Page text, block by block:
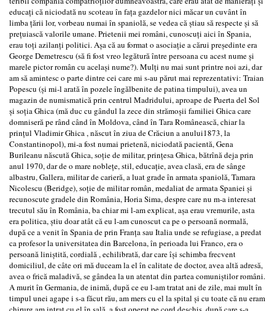
educați că niciodată nu scoteau în fața gazdelor nici măcar un cuvânt în
limba țării lor, vorbeau numai în spaniolă, se vedea că știau să respecte și să
prețuiască valorile umane. Prietenii mei români, cunoscuți aici în Spania,
erau toți azilanți politici. Așa că au format o asociație a cărui președinte era
George Demetrescu (să fi fost vreo legătură între persoana cu acest nume și
marele pictor român cu același nume?). Mulți nu mai sunt printre noi azi, dar
am să amintesc o parte dintre cei care mi s-au părut mai reprezentativi: Traian
Popescu (și mi-l arată în pozele îngălbenite de patina timpului), avea un
magazin de numismatică prin centrul Madridului, aproape de Puerta del Sol
și soția Ghica (mă duc cu gândul la zece din strămoșii familiei Ghica care
domniseră pe rând când în Moldova, când în Tara Românească, chiar la
prințul Vladimir Ghica , născut în ziua de Crăciun a anului1873, la
Constantinopol), mi-a fost numai prietenă, niciodată pacientă, Gena
Burileanu născută Ghica, soție de militar, prințesa Ghica, bătrînă deja prin
anul 1970, dar de o mare noblețe, stil, educație, avea clasă, era de sânge
albastru, Gallera, militar de carieră, a luat grade în armata spaniolă, Tamara
Nicolescu (Beridge), soție de militar român, medaliat de armata Spaniei și
recunoscute gradele din România, Horia Sima, despre care nu m-a interesat
trecutul său în România, ba chiar mi l-am explicat, așa erau vremurile, asta
era politica, știu doar atât că eu l-am cunoscut ca pe o persoană normală,
după ce a venit în Spania de prin Franța sau Italia unde se refugiase, a predat
ca profesor la universitatea din Barcelona, în perioada lui Franco, era o
persoană liniștită, cordială , echilibrată, dar care își schimba frecvent
domiciliul, de câte ori mă duceam la el în calitate de doctor, avea altă adresă,
avea o frică maladivă, se gândea la un atentat din partea comuniștilor români.
A murit în Germania, de inimă, după ce eu l-am tratat ani de zile, mai mult în
timpul unei agape i s-a făcut rău, am mers cu el la spital și cu toate că nu eram